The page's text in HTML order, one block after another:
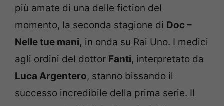
più amate di una delle fiction del
momento, la seconda stagione di Doc –
Nelle tue mani, in onda su Rai Uno. I medici
agli ordini del dottor Fanti, interpretato da
Luca Argentero, stanno bissando il
successo incredibile della prima serie. Il